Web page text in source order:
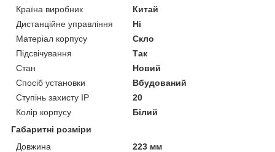
Країна виробник
Китай
Дистанційне управління
Ні
Матеріал корпусу
Скло
Підсвічування
Так
Стан
Новий
Спосіб установки
Вбудований
Ступінь захисту IP
20
Колір корпусу
Білий
Габаритні розміри
Довжина
223 мм